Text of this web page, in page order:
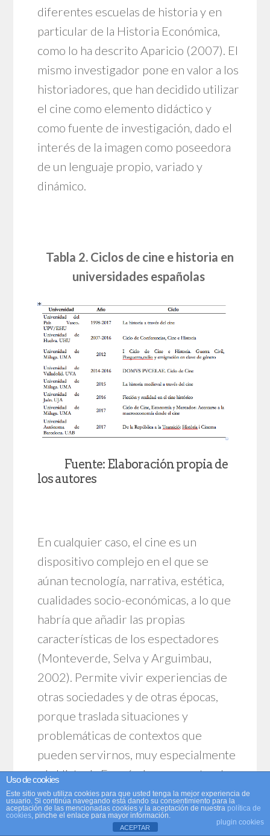
diferentes escuelas de historia y en
particular de la Historia Económica,
como lo ha descrito Aparicio (2007). El
mismo investigador pone en valor a los
historiadores, que han decidido utilizar
el cine como elemento didáctico y
como fuente de investigación, dado el
interés de la imagen como poseedora
de un lenguaje propio, variado y
dinámico.
Tabla 2. Ciclos de cine e historia en
universidades españolas
Fuente: Elaboración propia de
los autores
En cualquier caso, el cine es un
dispositivo complejo en el que se
aúnan tecnología, narrativa, estética,
cualidades socio-económicas, a lo que
habría que añadir las propias
características de los espectadores
(Monteverde, Selva y Arguimbau,
2002). Permite vivir experiencias de
otras sociedades y de otras épocas,
porque traslada situaciones y
problemáticas de contextos que
pueden servirnos, muy especialmente
a la Historia Económica, para entender
aspectos de la realidad económica y
empresarial de cada tiempo, por lo que
puede constituir uno de los recursos
Uso de cookies
Este sitio web utiliza cookies para que usted tenga la mejor experiencia de
usuario. Si continúa navegando está dando su consentimiento para la
aceptación de las mencionadas cookies y la aceptación de nuestra política de
cookies, pinche el enlace para mayor información.
plugin cookies
ACEPTAR